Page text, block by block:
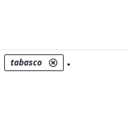
tabasco .